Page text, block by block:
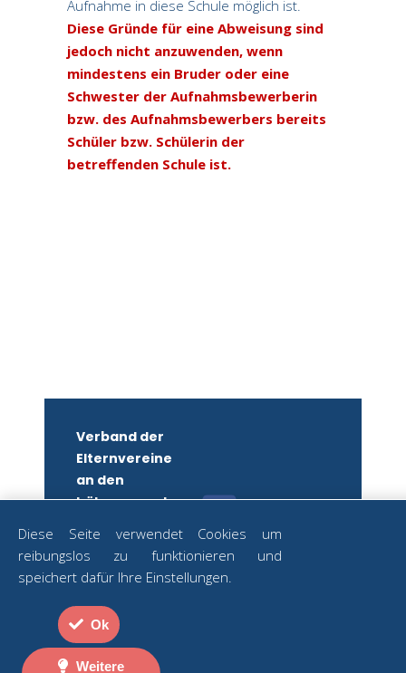
Aufnahme in diese Schule möglich ist.
Diese Gründe für eine Abweisung sind
jedoch nicht anzuwenden, wenn
mindestens ein Bruder oder eine
Schwester der Aufnahmsbewerberin
bzw. des Aufnahmsbewerbers bereits
Schüler bzw. Schülerin der
betreffenden Schule ist.
Verband der
Elternvereine
an den
höheren und
582879250
Strozzigasse
2
Diese Seite verwendet Cookies um
reibungslos zu funktionieren und
speichert dafür Ihre Einstellungen.
Ok